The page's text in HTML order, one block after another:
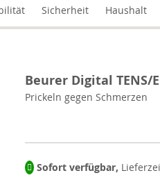
Sicherheit Haushalt
Beurer Digital TENS/
Prickeln gegen Schmerzen
Sofort verfügbar,